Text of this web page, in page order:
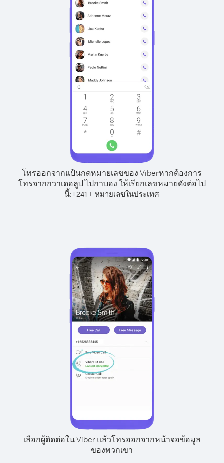
โทรออกจากแป้นกดหมายเลขของ Viberหากต้องการ
โทรจากกวาเดอลูป ไปกาบอง ให้เรียกเลขหมายดังต่อไป
นี้:+241 + หมายเลขในประเทศ
เลือกผู้ติดต่อใน Viber แล้วโทรออกจากหน้าจอข้อมูล
ของพวกเขา